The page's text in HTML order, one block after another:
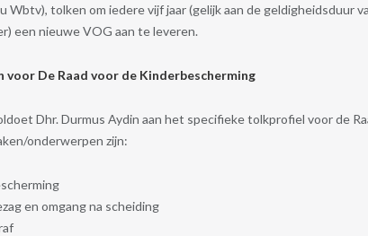
Wbtv), tolken om iedere vijf jaar (gelijk aan de geldigheidsduur
een nieuwe VOG aan te leveren.
voor De Raad voor de Kinderbescherming
Dhr. Durmus Aydin aan het specifieke tolkprofiel voor de
onderwerpen zijn:
en omgang na scheiding